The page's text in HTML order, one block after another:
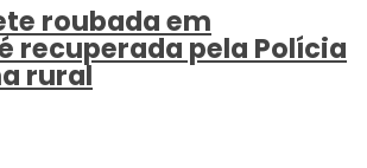
roubada em
recuperada pela Polícia
rural